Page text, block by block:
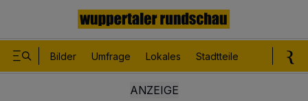
Bilder Umfrage Lokales Stadtteile